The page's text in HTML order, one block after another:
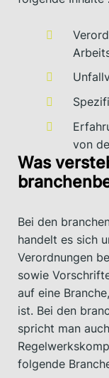
von
Was
Bei den
handelt es sich
Verordnungen
sowie
auf eine
ist. Bei den
spricht man
folgende